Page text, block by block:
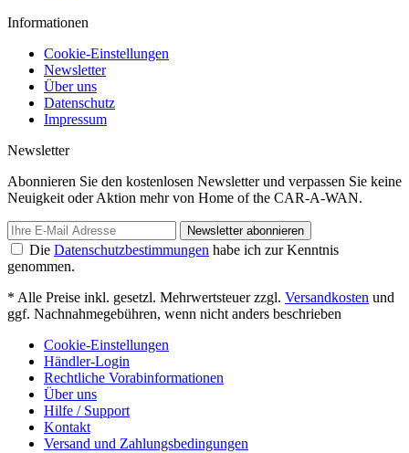
Informationen
Cookie-Einstellungen
Newsletter
Über uns
Datenschutz
Impressum
Newsletter
Abonnieren Sie den kostenlosen Newsletter und verpassen Sie keine
Neuigkeit oder Aktion mehr von Home of the CAR-A-WAN.
Newsletter abonnieren
Die Datenschutzbestimmungen habe ich zur Kenntnis
genommen.
* Alle Preise inkl. gesetzl. Mehrwertsteuer zzgl. Versandkosten und
ggf. Nachnahmegebühren, wenn nicht anders beschrieben
Cookie-Einstellungen
Händler-Login
Rechtliche Vorabinformationen
Über uns
Hilfe / Support
Kontakt
Versand und Zahlungsbedingungen